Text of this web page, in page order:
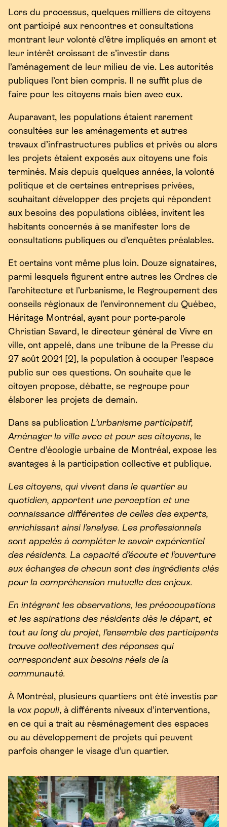
Lors du processus, quelques milliers de citoyens
ont participé aux rencontres et consultations
montrant leur volonté d’être impliqués en amont et
leur intérêt croissant de s’investir dans
l’aménagement de leur milieu de vie. Les autorités
publiques l’ont bien compris. Il ne suffit plus de
faire pour les citoyens mais bien avec eux.
Auparavant, les populations étaient rarement
consultées sur les aménagements et autres
travaux d’infrastructures publics et privés ou alors
les projets étaient exposés aux citoyens une fois
terminés. Mais depuis quelques années, la volonté
politique et de certaines entreprises privées,
souhaitant développer des projets qui répondent
aux besoins des populations ciblées, invitent les
habitants concernés à se manifester lors de
consultations publiques ou d’enquêtes préalables.
Et certains vont même plus loin. Douze signataires,
parmi lesquels figurent entre autres les Ordres de
l’architecture et l’urbanisme, le Regroupement des
conseils régionaux de l’environnement du Québec,
Héritage Montréal, ayant pour porte-parole
Christian Savard, le directeur général de Vivre en
ville, ont appelé, dans une tribune de la Presse du
27 août 2021 [2], la population à occuper l’espace
public sur ces questions. On souhaite que le
citoyen propose, débatte, se regroupe pour
élaborer les projets de demain.
Dans sa publication L’urbanisme participatif,
Aménager la ville avec et pour ses citoyens, le
Centre d’écologie urbaine de Montréal, expose les
avantages à la participation collective et publique.
Les citoyens, qui vivent dans le quartier au
quotidien, apportent une perception et une
connaissance différentes de celles des experts,
enrichissant ainsi l’analyse. Les professionnels
sont appelés à compléter le savoir expérientiel
des résidents. La capacité d’écoute et l’ouverture
aux échanges de chacun sont des ingrédients clés
pour la compréhension mutuelle des enjeux.
En intégrant les observations, les préoccupations
et les aspirations des résidents dès le départ, et
tout au long du projet, l’ensemble des participants
trouve collectivement des réponses qui
correspondent aux besoins réels de la
communauté.
À Montréal, plusieurs quartiers ont été investis par
la vox populi, à différents niveaux d’interventions,
en ce qui a trait au réaménagement des espaces
ou au développement de projets qui peuvent
parfois changer le visage d’un quartier.